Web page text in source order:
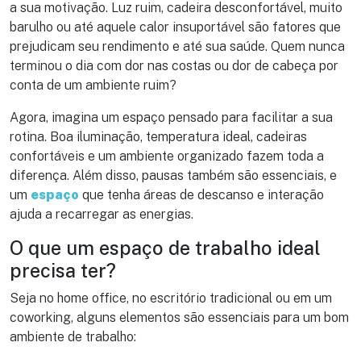
a sua motivação. Luz ruim, cadeira desconfortável, muito
barulho ou até aquele calor insuportável são fatores que
prejudicam seu rendimento e até sua saúde. Quem nunca
terminou o dia com dor nas costas ou dor de cabeça por
conta de um ambiente ruim?
Agora, imagina um espaço pensado para facilitar a sua
rotina. Boa iluminação, temperatura ideal, cadeiras
confortáveis e um ambiente organizado fazem toda a
diferença. Além disso, pausas também são essenciais, e
um espaço que tenha áreas de descanso e interação
ajuda a recarregar as energias.
O que um espaço de trabalho ideal
precisa ter?
Seja no home office, no escritório tradicional ou em um
coworking, alguns elementos são essenciais para um bom
ambiente de trabalho: